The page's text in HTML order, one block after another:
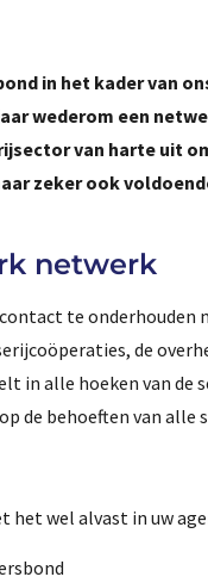
in het kader van
wederom een
van harte uit
zeker ook
netwerk
te
de
in alle hoeken van
de behoeften van
wel alvast in uw